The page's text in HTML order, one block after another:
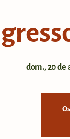
dom., 20 de